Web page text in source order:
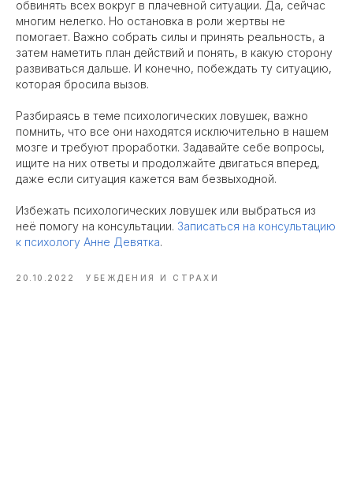
обвинять всех вокруг в плачевной ситуации. Да, сейчас
многим нелегко. Но остановка в роли жертвы не
помогает. Важно собрать силы и принять реальность, а
затем наметить план действий и понять, в какую сторону
развиваться дальше. И конечно, побеждать ту ситуацию,
которая бросила вызов.
Разбираясь в теме психологических ловушек, важно
помнить, что все они находятся исключительно в нашем
мозге и требуют проработки. Задавайте себе вопросы,
ищите на них ответы и продолжайте двигаться вперед,
даже если ситуация кажется вам безвыходной.
Избежать психологических ловушек или выбраться из
неё помогу на консультации. Записаться на консультацию
к психологу Анне Девятка.
20.10.2022 УБЕЖДЕНИЯ И СТРАХИ